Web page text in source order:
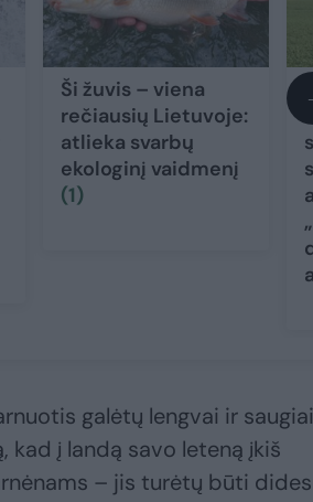
Ši žuvis – viena
rečiausių Lietuvoje:
atlieka svarbų
ekologinį vaidmenį
(1)
galėtų lengvai ir saugiai
kad į landą savo leteną įkiš
– jis turėtų būti